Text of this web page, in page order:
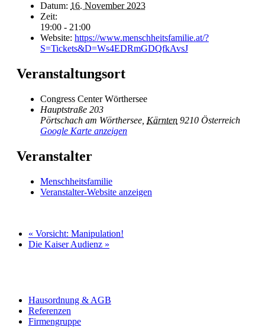
Datum: 16. November 2023
Zeit:
19:00 - 21:00
Website: https://www.menschheitsfamilie.at/?
S=Tickets&D=Ws4EDRmGDQfkAvsJ
Veranstaltungsort
Congress Center Wörthersee
Hauptstraße 203
Pörtschach am Wörthersee Kärnten 9210 Österreich
Google Karte anzeigen
Veranstalter
Menschheitsfamilie
Veranstalter-Website anzeigen
« Vorsicht: Manipulation!
Die Kaiser Audienz »
Hausordnung & AGB
Referenzen
Firmengruppe